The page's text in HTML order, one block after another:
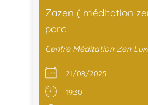
Zazen ( méditation
parc
Centre Méditation Zen
21/08/2025
19:30